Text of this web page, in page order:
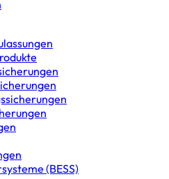
(BESS)